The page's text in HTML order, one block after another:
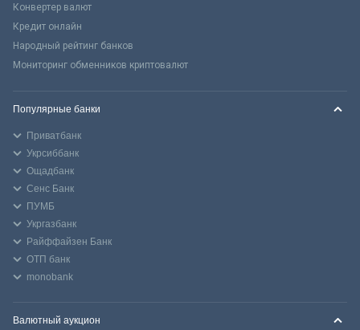
Конвертер валют
Кредит онлайн
Народный рейтинг банков
Мониторинг обменников криптовалют
Популярные банки
Приватбанк
Укрсиббанк
Ощадбанк
Сенс Банк
ПУМБ
Укргазбанк
Райффайзен Банк
ОТП банк
monobank
Валютный аукцион